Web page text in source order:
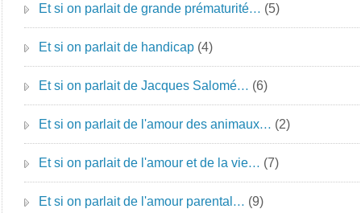
Et si on parlait de grande prématurité… (5)
Et si on parlait de handicap (4)
Et si on parlait de Jacques Salomé… (6)
Et si on parlait de l'amour des animaux… (2)
Et si on parlait de l'amour et de la vie… (7)
Et si on parlait de l'amour parental… (9)